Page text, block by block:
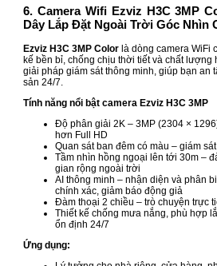
6. Camera Wifi Ezviz H3C 3MP
Dây Lắp Đặt Ngoài Trời Góc Nhìn
Ezviz H3C 3MP Colorlà dòng camera WiFi
kế bền bỉ, chống chịu thời tiết và chất
giải pháp giám sát thông minh, giúp bạn an
sản 24/7.
Tính năng nổi bật camera Ezviz H3C 3MP
Độ phân giải 2K – 3MP (2304 ×
hơn Full HD
Quan sát ban đêm có màu – giám
Tầm nhìn hồng ngoại lên tới 30m –
gian rộng ngoài trời
AI thông minh – nhận diện và phân
chính xác, giảm báo động giả
Đàm thoại 2 chiều – trò chuyện trực
Thiết kế chống mưa nắng, phù hợp
ổn định 24/7
Ứng dụng: